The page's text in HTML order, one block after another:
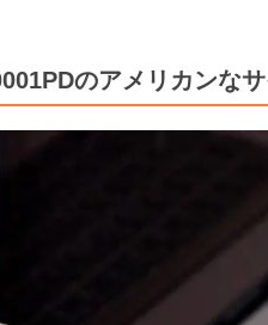
のアメリカンな